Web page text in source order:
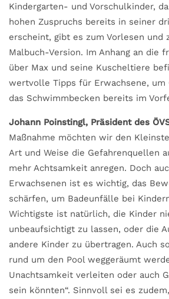
Kindergarten- und Vorschulkinder,
hohen Zuspruchs bereits in seiner
erscheint, gibt es zum Vorlesen und
Malbuch-Version. Im Anhang an die
über Max und seine Kuscheltiere
wertvolle Tipps für Erwachsene, um
das Schwimmbecken bereits im
Johann Poinstingl, Präsident des
Maßnahme möchten wir den
Art und Weise die Gefahrenquellen
mehr Achtsamkeit anregen. Doch
Erwachsenen ist es wichtig, das
schärfen, um Badeunfälle bei
Wichtigste ist natürlich, die Kinder
unbeaufsichtigt zu lassen, oder die
andere Kinder zu übertragen. Auch
rund um den Pool weggeräumt
Unachtsamkeit verleiten oder auch
sein könnten“. Sinnvoll sei es